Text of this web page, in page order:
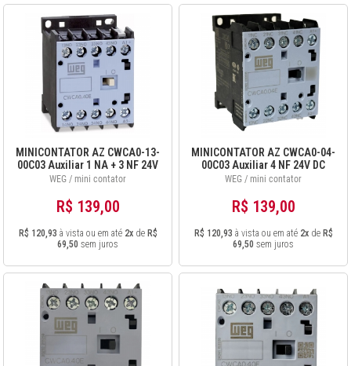
MINICONTATOR AZ CWCA0-13-
00C03 Auxiliar 1 NA + 3 NF 24V
DC 12486871
WEG / mini contator
R$ 139,00
R$ 120,93 à vista ou em até 2xde R$
69,50 sem juros
MINICONTATOR AZ CWCA0-04-
00C03 Auxiliar 4 NF 24V DC
12486873
WEG / mini contator
R$ 139,00
R$ 120,93 à vista ou em até 2xde R$
69,50 sem juros